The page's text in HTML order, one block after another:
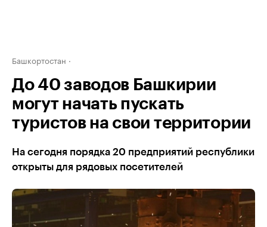
Башкортостан
До 40 заводов Башкирии
могут начать пускать
туристов на свои территории
На сегодня порядка 20 предприятий республики
открыты для рядовых посетителей